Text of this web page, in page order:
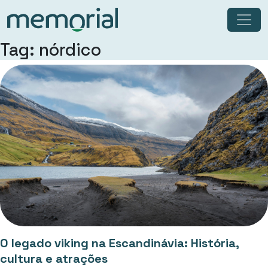
Tag: nórdico
O legado viking na Escandinávia: História,
cultura e atrações